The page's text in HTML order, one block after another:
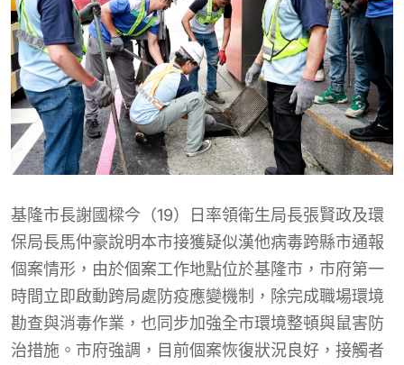
基隆市長謝國樑今（19）日率領衛生局長張賢政及環
保局長馬仲豪說明本市接獲疑似漢他病毒跨縣市通報
個案情形，由於個案工作地點位於基隆市，市府第一
時間立即啟動跨局處防疫應變機制，除完成職場環境
勘查與消毒作業，也同步加強全市環境整頓與鼠害防
治措施。市府強調，目前個案恢復狀況良好，接觸者